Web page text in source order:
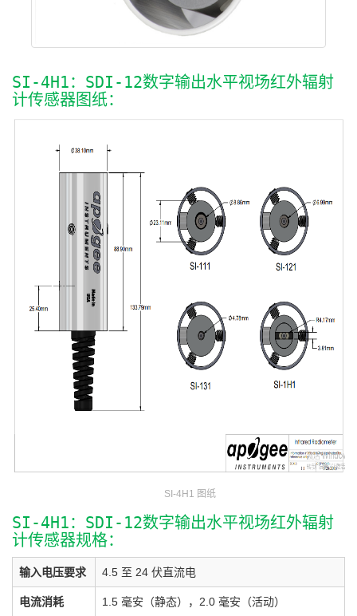
SI-4H1：SDI-12数字输出水平视场红外辐射
计传感器图纸：
SI-4H1 图纸
SI-4H1：SDI-12数字输出水平视场红外辐射
计传感器规格：
输入电压要求 4.5 至 24 伏直流电
电流消耗 1.5 毫安（静态），2.0 毫安（活动）